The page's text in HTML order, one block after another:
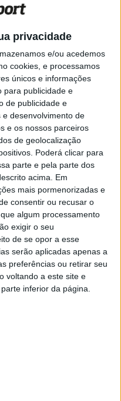
privacidade
e/ou acedemos
cookies, e processamos
únicos e informações
para publicidade e
de publicidade e
desenvolvimento de
e os nossos parceiros
de geolocalização
Poderá clicar para
parte e pela parte dos
acima. Em
mais pormenorizadas e
consentir ou recusar o
algum processamento
exigir o seu
de se opor a esse
serão aplicadas apenas a
preferências ou retirar seu
voltando a este site e
inferior da página.
pressionou-o até
confortável sobre
Bagnaia. O trio terminou
corridas desta
ter agora 11 pontos de
para completar
Márquez, saiu pela
Bagnaia, Pedro
da falta de velocidade
logo o seu
depois o quarto lugar,
terreno a meia
Bagnaia durante os
de xadrez a pouco
melhor resultado da